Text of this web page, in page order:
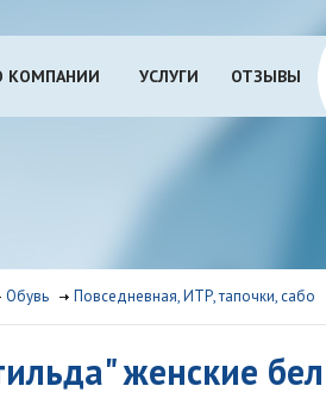
КОМПАНИИ УСЛУГИ ОТЗЫВЫ
Обувь Повседневная, ИТР, тапочки, сабо
женские